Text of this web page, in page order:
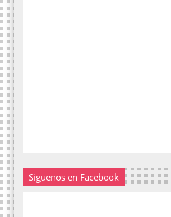
Siguenos en Facebook